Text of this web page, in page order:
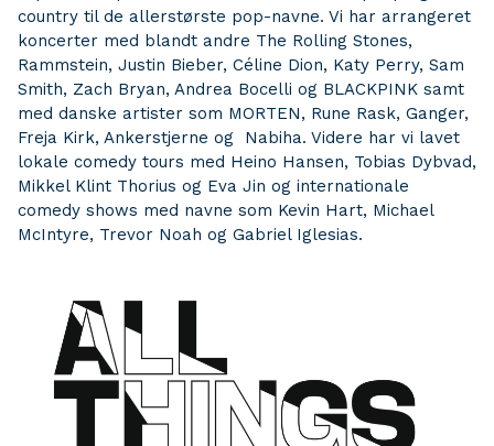
country til de allerstørste pop-navne. Vi har arrangeret
koncerter med blandt andre The Rolling Stones,
Rammstein, Justin Bieber, Céline Dion, Katy Perry, Sam
Smith, Zach Bryan, Andrea Bocelli og BLACKPINK samt
med danske artister som MORTEN, Rune Rask, Ganger,
Freja Kirk, Ankerstjerne og Nabiha. Videre har vi lavet
lokale comedy tours med Heino Hansen, Tobias Dybvad,
Mikkel Klint Thorius og Eva Jin og internationale
comedy shows med navne som Kevin Hart, Michael
McIntyre, Trevor Noah og Gabriel Iglesias.